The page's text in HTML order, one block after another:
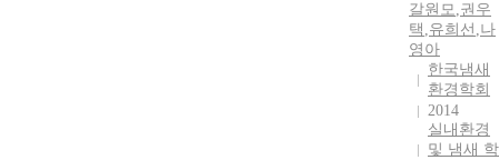
갈원모,권우
택 ,유희선 ,나
영아
한국냄새
환경학회
2014
실내환경
및 냄새 학